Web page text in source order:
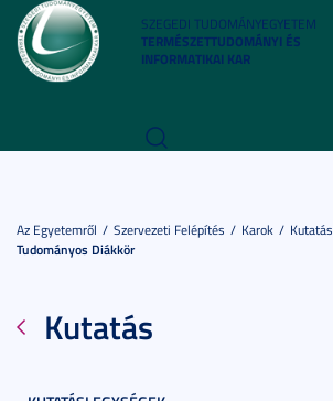
SZEGEDI TUDOMÁNYEGYETEM
TERMÉSZETTUDOMÁNYI ÉS
INFORMATIKAI KAR
Az Egyetemről Szervezeti Felépítés Karok
Kutatás
Tudományos Diákkör
Kutatás